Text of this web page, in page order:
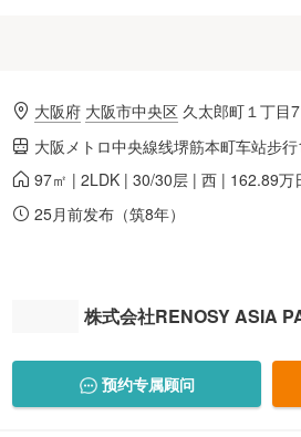
大阪府 大阪市中央区 久太郎町１丁目
大阪メトロ中央線线堺筋本町车站步
97㎡ | 2LDK | 30/30层 | 西 | 162.89万
25月前发布（筑8年）
株式会社RENOSY ASIA
预约专属顾问